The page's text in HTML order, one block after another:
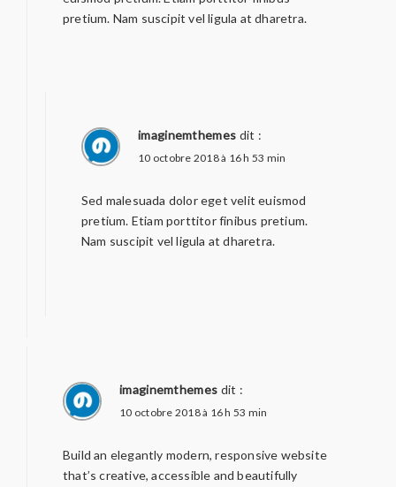
pretium. Nam suscipit vel ligula at dharetra.
imaginemthemes dit :
10 octobre 2018 à 16 h 53 min
Sed malesuada dolor eget velit euismod
pretium. Etiam porttitor finibus pretium.
Nam suscipit vel ligula at dharetra.
imaginemthemes dit :
10 octobre 2018 à 16 h 53 min
Build an elegantly modern, responsive website
that’s creative, accessible and beautifully